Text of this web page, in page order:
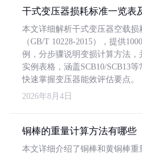
干式变压器损耗标准一览表
本文详细解析干式变压器空载
（GB/T 10228-2015），提供
例，分步骤说明变损计算方法
实例表格，涵盖SCB10/SCB13
快速掌握变压器能效评估要点。
2026年8月4日
铜棒的重量计算方法有哪些
本文详细介绍了铜棒和黄铜棒